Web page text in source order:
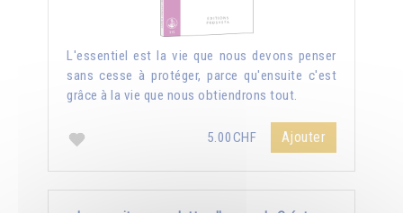
L'essentiel est la vie que nous devons penser
sans cesse à protéger, parce qu'ensuite c'est
grâce à la vie que nous obtiendrons tout.
5.00CHF Ajouter